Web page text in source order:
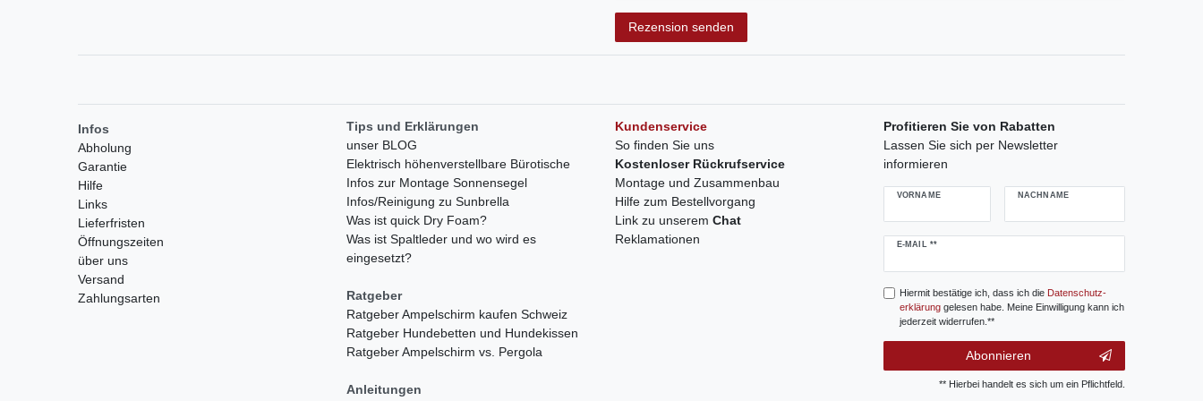
Rezension senden
Infos
Abholung
Garantie
Hilfe
Links
Lieferfristen
Öffnungszeiten
über uns
Versand
Zahlungsarten
Tips und Erklärungen
unser BLOG
Elektrisch höhenverstellbare Bürotische
Infos zur Montage Sonnensegel
Infos/Reinigung zu Sunbrella
Was ist quick Dry Foam?
Was ist Spaltleder und wo wird es
eingesetzt?
Ratgeber
Ratgeber Ampelschirm kaufen Schweiz
Ratgeber Hundebetten und Hundekissen
Ratgeber Ampelschirm vs. Pergola
Anleitungen
Kundenservice
So finden Sie uns
Kostenloser Rückrufservice
Montage und Zusammenbau
Hilfe zum Bestellvorgang
Link zu unserem Chat
Reklamationen
Profitieren Sie von Rabatten
Lassen Sie sich per Newsletter
informieren
VORNAME NACHNAME
E-MAIL **
Newsletter
Hiermit bestätige ich, dass ich die Daten­schutz­
erklärunggelesen habe. Meine Einwilligung kann ich
jederzeit widerrufen.**
Abonnieren
** Hierbei handelt es sich um ein Pflichtfeld.